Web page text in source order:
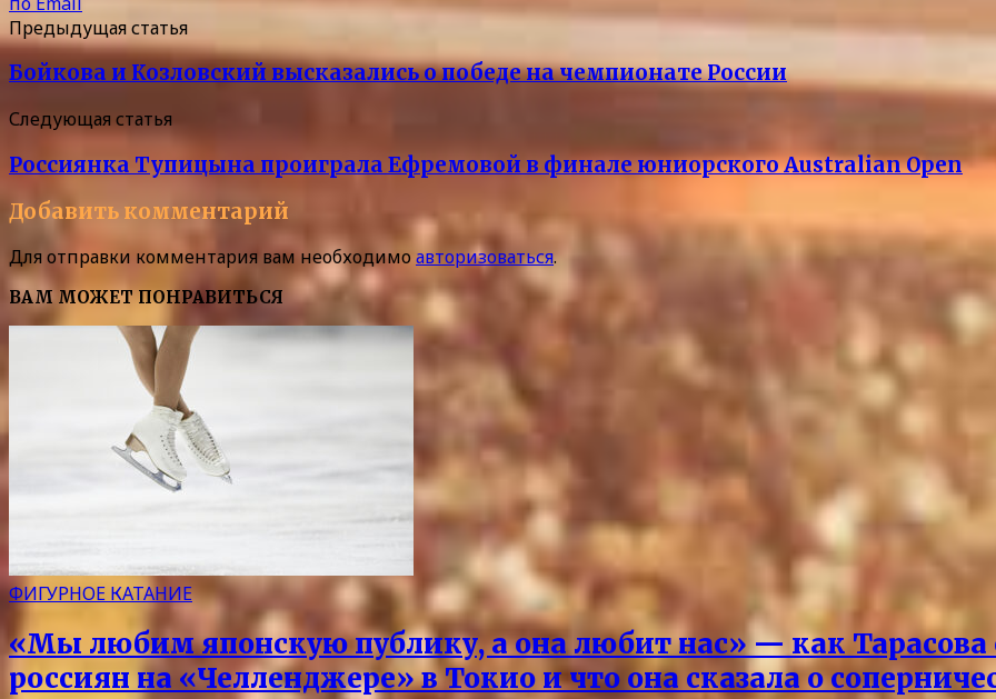
Предыдущая статья
Бойкова и Козловский высказались о победе на чемпионате России
Следующая статья
Россиянка Тупицына проиграла Ефремовой в финале юниорского Australian Open
Добавить комментарий
Для отправки комментария вам необходимоавторизоваться.
ВАМ МОЖЕТ ПОНРАВИТЬСЯ
ФИГУРНОЕ КАТАНИЕ
«Мы любим японскую публику, а она любит нас» — как Тарасова
россиян на «Челленджере» в Токио и что она сказала о